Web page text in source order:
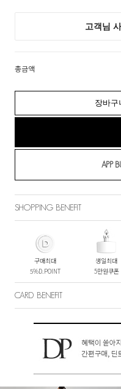
총금액
장바구
SHOPPING BENEFIT
구매최대
5%D.POINT
생일최대
5만원쿠폰
CARD BENEFIT